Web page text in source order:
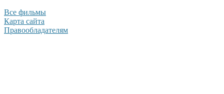
Все фильмы
Карта сайта
Правообладателям